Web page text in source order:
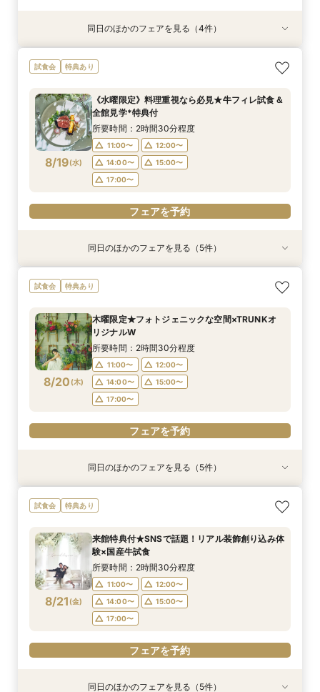
特典あり
8/16(日)
《徹底比較*2件目以降の方へ》見積り相談×試食
付*貸切邸宅体験
9:00〜
12:00〜
16:00〜
16:10〜
フェアを予約
特典あり
8/16(日)
【大人10名～貸切W】少人数向けフェア♪豪華試
食＆見積もり相談
9:00〜
12:00〜
16:00〜
16:10〜
フェアを予約
特典あり
8/16(日)
初見学でも安心◎「即決なし」アップ額が少ない
新プラン×試食付
9:00〜
12:00〜
16:00〜
16:10〜
フェアを予約
特典あり
8/16(日)
【お料理重視◎】シェフ渾身の豪華フレンチ試食
×おもてなし体験
9:00〜
12:00〜
16:00〜
16:10〜
フェアを予約
同日のほかのフェアを見る（4件）
試食会 特典あり
8/19(水)
《水曜限定》料理重視なら必見★牛フィレ試食＆
全館見学*特典付
所要時間：2時間30分程度
11:00〜
12:00〜
14:00〜
15:00〜
17:00〜
フェアを予約
特典あり
8/19(水)
【大人10名～貸切W】少人数向けフェア♪豪華試
食＆見積もり相談
11:00〜
14:00〜
15:00〜
17:00〜
フェアを予約
特典あり
8/19(水)
《徹底比較*2件目以降の方へ》見積り相談×試食
付*貸切邸宅体験
11:00〜
14:00〜
15:00〜
17:00〜
フェアを予約
8/19(水)
【オンライン開催】遠方在住でも安心◆バーチャ
ル見学＆相談会
12:00〜
17:00〜
フェアを予約
特典あり
8/19(水)
【無料試食付き】お気軽マタニティ＆パパママ
キッズ婚相談会
12:00〜
フェアを予約
特典あり
8/19(水)
【TRUNKで挙げるなら1件目がお得】無料試食×
お気軽相談会
12:00〜
フェアを予約
同日のほかのフェアを見る（5件）
試食会 特典あり
8/20 (木)
木曜限定★フォトジェニックな空間×TRUNKオ
リジナルW
所要時間：2時間30分程度
11:00〜
12:00〜
14:00〜
15:00〜
17:00〜
フェアを予約
特典あり
8/20
【大人10名～貸切W】少人数向けフェア♪豪華試
食＆見積もり相談
11:00〜
14:00〜
15:00〜
17:00〜
フェアを予約
特典あり
8/20
《徹底比較*2件目以降の方へ》見積り相談×試食
付*貸切邸宅体験
11:00〜
14:00〜
15:00〜
17:00〜
フェアを予約
8/20
【オンライン開催】遠方在住でも安心◆バーチャ
ル見学＆相談会
12:00〜
17:00〜
フェアを予約
特典あり
8/20
【無料試食付き】お気軽マタニティ＆パパママ
キッズ婚相談会
12:00〜
フェアを予約
特典あり
8/20
【TRUNKで挙げるなら1件目がお得】無料試食×
お気軽相談会
12:00〜
フェアを予約
同日のほかのフェアを見る（5件）
試食会 特典あり
8/21 (金)
来館特典付★SNSで話題！リアル装飾創り込み体
験×国産牛試食
所要時間：2時間30分程度
11:00〜
12:00〜
14:00〜
15:00〜
17:00〜
フェアを予約
特典あり
特典あり
特典あり
特典あり同日のほかのフェアを見る（5件）